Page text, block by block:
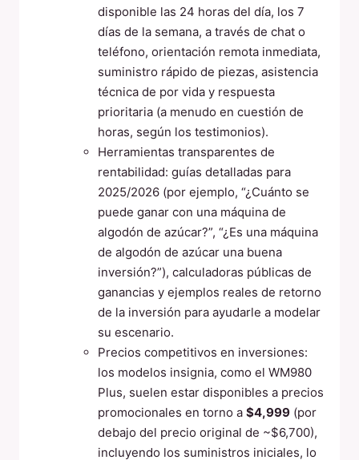
disponible las 24 horas del día, los 7
días de la semana, a través de chat o
teléfono, orientación remota inmediata,
suministro rápido de piezas, asistencia
técnica de por vida y respuesta
prioritaria (a menudo en cuestión de
horas, según los testimonios).
Herramientas transparentes de
rentabilidad: guías detalladas para
2025/2026 (por ejemplo, “¿Cuánto se
puede ganar con una máquina de
algodón de azúcar?”, “¿Es una máquina
de algodón de azúcar una buena
inversión?”), calculadoras públicas de
ganancias y ejemplos reales de retorno
de la inversión para ayudarle a modelar
su escenario.
Precios competitivos en inversiones:
los modelos insignia, como el WM980
Plus, suelen estar disponibles a precios
promocionales en torno a $4,999 (por
debajo del precio original de ~$6,700),
incluyendo los suministros iniciales, lo